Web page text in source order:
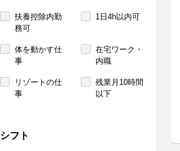
扶養控除内勤
務可
1日4h以内可
体を動かす仕
事
在宅ワーク・
内職
リゾートの仕
事
残業月10時間
以下
シフト